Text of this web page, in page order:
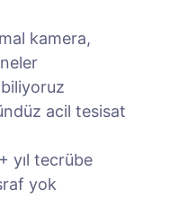
kamera,
biliyoruz
acil tesisat
yıl tecrübe
yok